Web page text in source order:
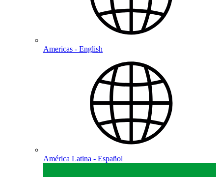
Americas - English
América Latina - Español